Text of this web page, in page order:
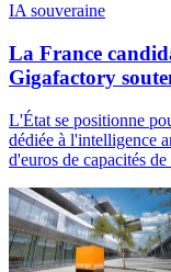
IA souveraine
La France
Gigafactory
L'État se positionne
dédiée à l'intelligence
d'euros de capacités